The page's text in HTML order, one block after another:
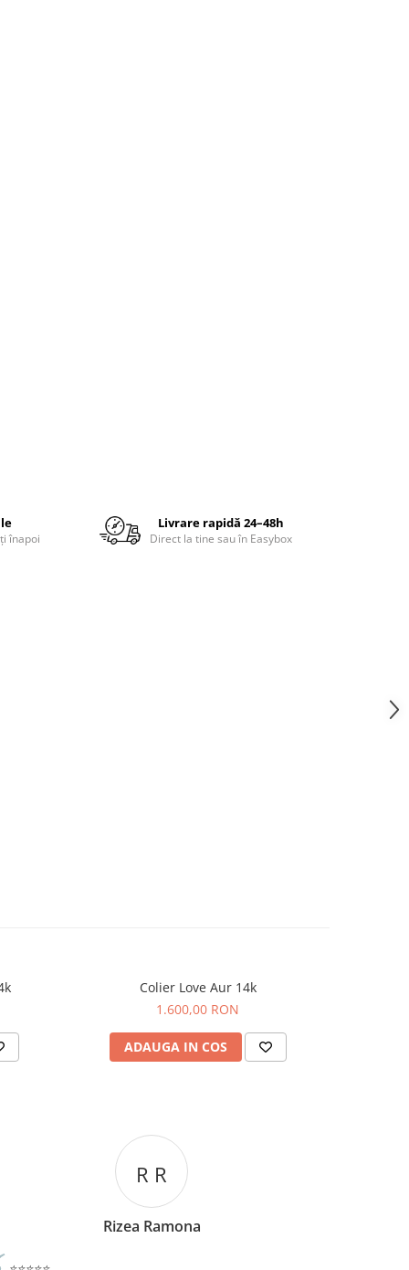
înapoi
Livrare rapidă 24–48h
Direct la tine sau în Easybox
Colier Love Aur 14k
1.600,00 RON
ADAUGA IN COS
C C
Corina Cori